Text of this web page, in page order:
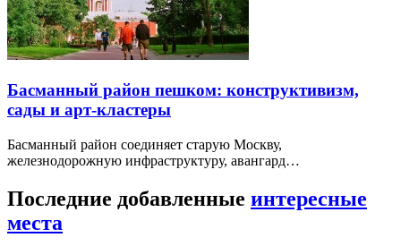
Басманный район пешком: конструктивизм,
сады и арт-кластеры
Басманный район соединяет старую Москву,
железнодорожную инфраструктуру, авангард…
Последние добавленные интересные
места